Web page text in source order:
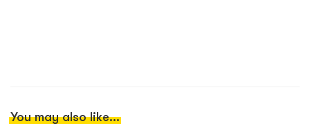
You may also like...